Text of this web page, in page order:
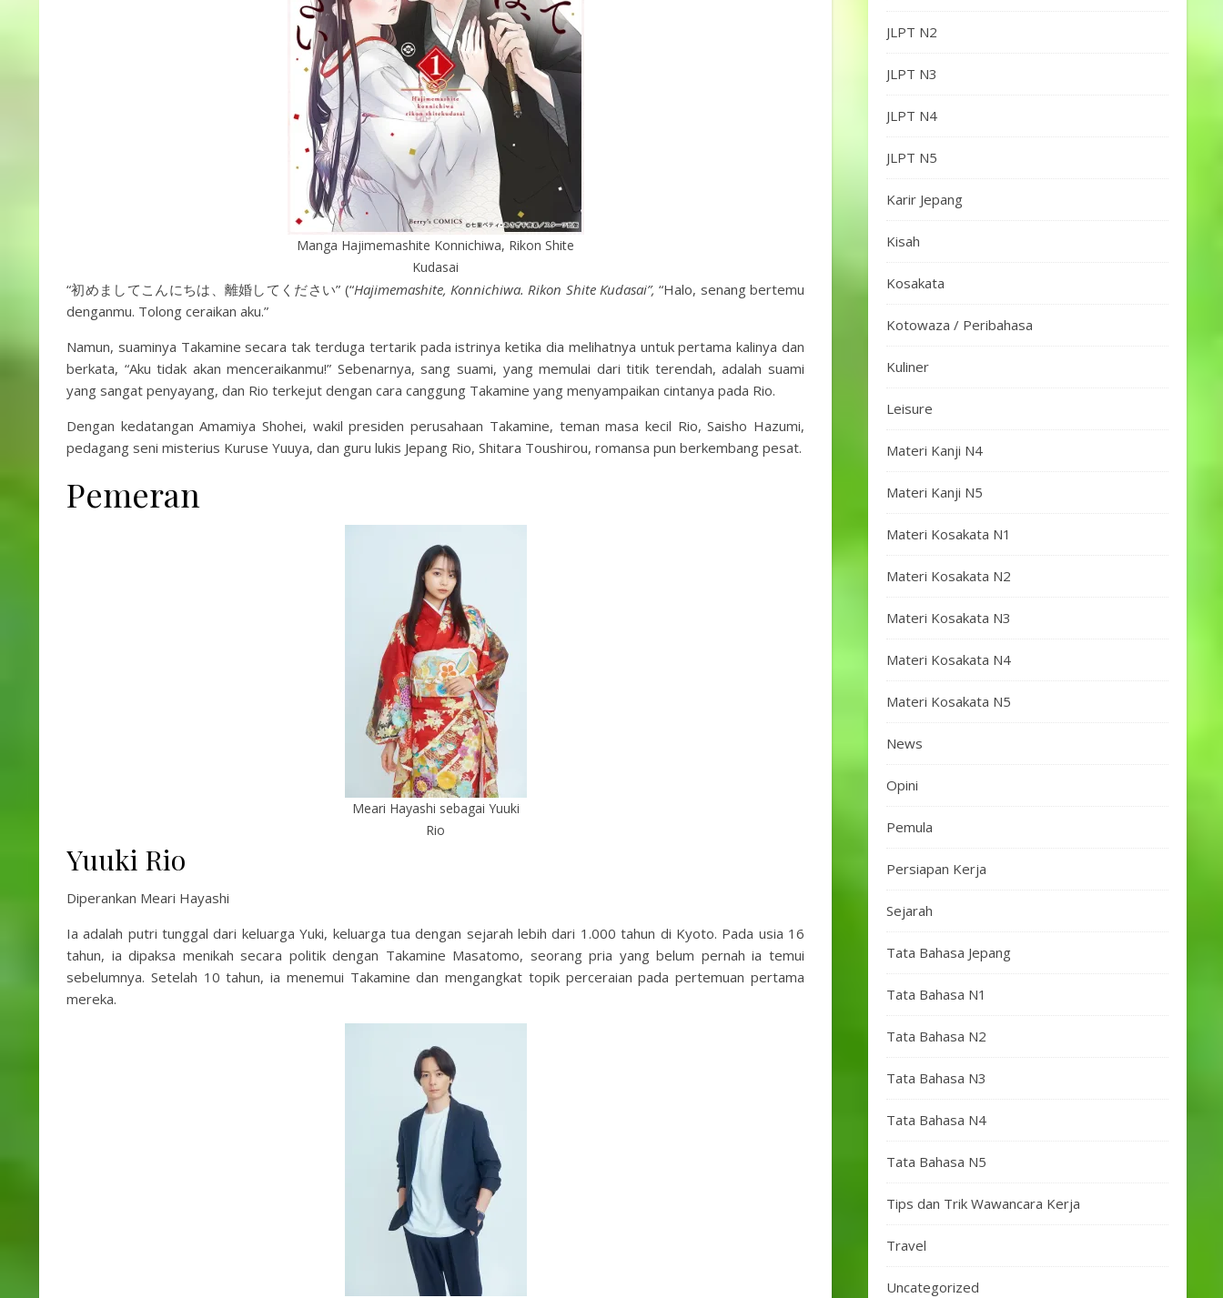
Manga Hajimemashite Konnichiwa, Rikon Shite
Kudasai
“初めましてこんにちは、離婚してください” (“Hajimemashite, Konnichiwa. Rikon Shite Kudasai”,“Halo, senang bertemu
denganmu. Tolong ceraikan aku.”
Namun, suaminya Takamine secara tak terduga tertarik pada istrinya ketika dia melihatnya untuk pertama kalinya dan
berkata, “Aku tidak akan menceraikanmu!” Sebenarnya, sang suami, yang memulai dari titik terendah, adalah suami
yang sangat penyayang, dan Rio terkejut dengan cara canggung Takamine yang menyampaikan cintanya pada Rio.
Dengan kedatangan Amamiya Shohei, wakil presiden perusahaan Takamine, teman masa kecil Rio, Saisho Hazumi,
pedagang seni misterius Kuruse Yuuya, dan guru lukis Jepang Rio, Shitara Toushirou, romansa pun berkembang pesat.
Pemeran
Meari Hayashi sebagai Yuuki
Rio
Yuuki Rio
Diperankan Meari Hayashi
Ia adalah putri tunggal dari keluarga Yuki, keluarga tua dengan sejarah lebih dari 1.000 tahun di Kyoto. Pada usia 16
tahun, ia dipaksa menikah secara politik dengan Takamine Masatomo, seorang pria yang belum pernah ia temui
sebelumnya. Setelah 10 tahun, ia menemui Takamine dan mengangkat topik perceraian pada pertemuan pertama
mereka.
JLPT N2
JLPT N3
JLPT N4
JLPT N5
Karir Jepang
Kisah
Kosakata
Kotowaza / Peribahasa
Kuliner
Leisure
Materi Kanji N4
Materi Kanji N5
Materi Kosakata N1
Materi Kosakata N2
Materi Kosakata N3
Materi Kosakata N4
Materi Kosakata N5
News
Opini
Pemula
Persiapan Kerja
Sejarah
Tata Bahasa Jepang
Tata Bahasa N1
Tata Bahasa N2
Tata Bahasa N3
Tata Bahasa N4
Tata Bahasa N5
Tips dan Trik Wawancara Kerja
Travel
Uncategorized